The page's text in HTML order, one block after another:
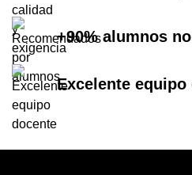
+90% alumnos
Excelente